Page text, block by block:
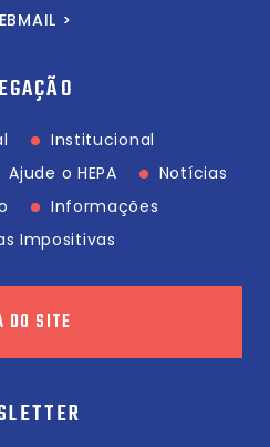
>
Institucional
Ajude o HEPA
Notícias
Informações
Impositivas
DO SITE